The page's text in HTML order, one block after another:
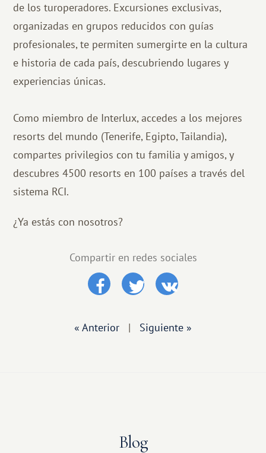
de los turoperadores. Excursiones exclusivas,
organizadas en grupos reducidos con guías
profesionales, te permiten sumergirte en la cultura
e historia de cada país, descubriendo lugares y
experiencias únicas.
Como miembro de Interlux, accedes a los mejores
resorts del mundo (Tenerife, Egipto, Tailandia),
compartes privilegios con tu familia y amigos, y
descubres 4500 resorts en 100 países a través del
sistema RCI.
¿Ya estás con nosotros?
Compartir en redes sociales
« Anterior | Siguiente »
Blog